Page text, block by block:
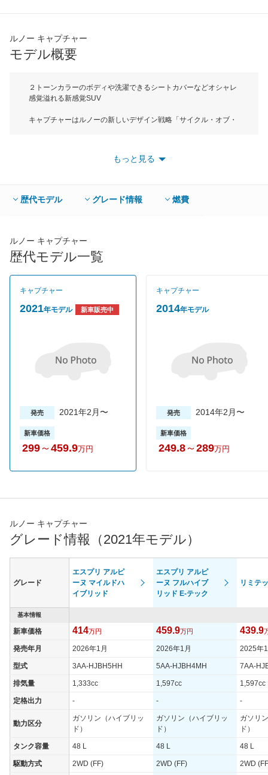
ルノー キャプチャー
モデル概要
２トーンカラーのボディや洗濯できるシートカバーなどオシャレ
感覚溢れる新感覚SUV
キャプチャーはルノーの新しいデザイン戦略「サイクル・オブ・
ボディと大径ホイールの組み合わせにより、エクステリアはアク
ードの中央にセンタークラスターを配置する。さらにシートはジ
ッパーで取り外しができる「ジップシートクロス」を採用。家庭
ンジンに匹敵する最大トルクを発生する1.2L直4DOHC直噴ター
ボで、組み合わされるミッションは素早いシフトチェンジが可能
な６速デュアルクラッチ。上級グレードのインテンスはボディと
級グレードのインテンスと16インチホイールを装着したモノカラ
ーのゼンの２種類。売れ筋は上級グレードのインテンス。新車価
格は249万8000円から。
もっと見る
歴代モデル グレード情報 燃費
ルノー キャプチャー
歴代モデル一覧
キャプチャー
2021年モデル 新車販売中
発売 2021年2月〜
新車価格
299～ 459.9万円
キャプチャー
2014年モデル
発売 2014年2月〜
新車価格
249.8～ 289万円
ルノー キャプチャー
グレード情報（2021年モデル）
グレード
エスプリ アルピ
ーヌ マイルドハ
イブリッド
エスプリ アルピ
ーヌ フルハイブ
リッド E-テック
リミテ
基本情報
新車価格 414万円 459.9万円 439.9
発売年月 2026年1月 2026年1月 2025年
型式 3AA-HJBH5HH 5AA-HJBH4MH 7AA-
排気量 1,333cc 1,597cc 1,597cc
定格出力 - - -
動力区分
ガソリン（ハイブリッ
ド）
ガソリン（ハイブリッ
ド）
ガソリ
ド）
タンク容量 48 L 48 L 48 L
駆動方式 2WD (FF) 2WD (FF) 2WD